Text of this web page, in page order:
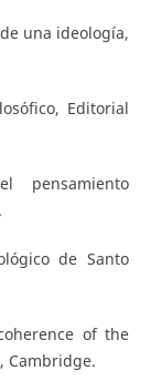
una ideología,
Editorial
pensamiento
de Santo
of the
Cambridge.